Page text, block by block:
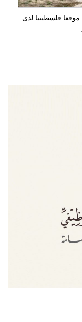
إدراج ١٢ موقعا فلسطينيا لدى